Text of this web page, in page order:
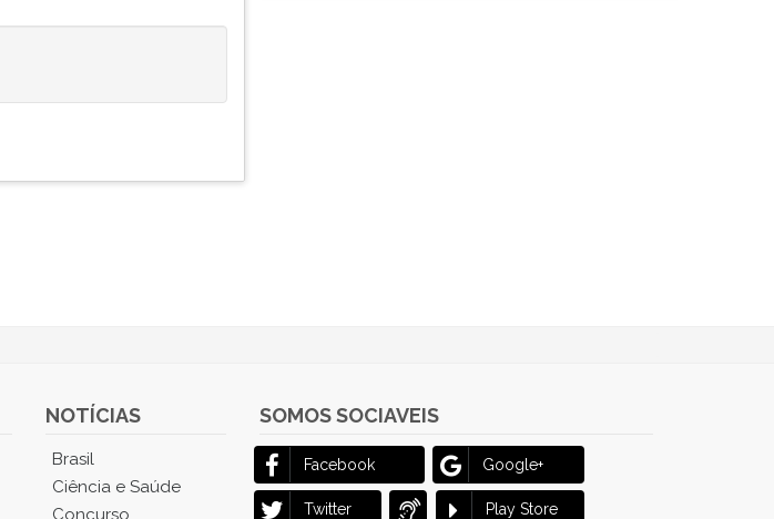
NOTÍCIAS
Brasil
Ciência e Saúde
Concurso
SOMOS SOCIAVEIS
Facebook Google+
Twitter Play Store